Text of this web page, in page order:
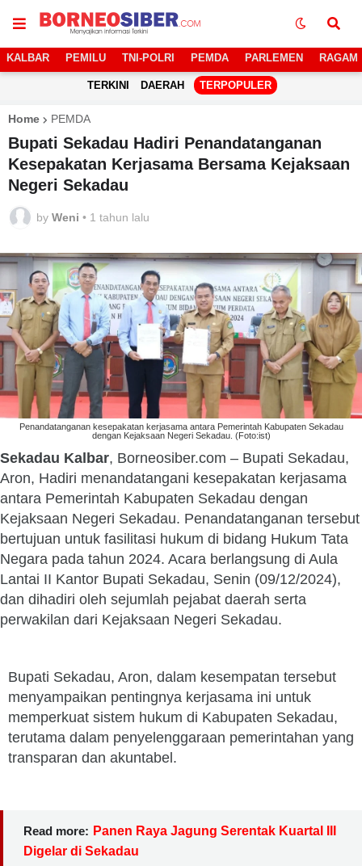
KALBAR PEMILU TNI-POLRI PEMDA PARLEMEN RAGAM
TERKINI DAERAH TERPOPULER
Home PEMDA
Bupati Sekadau Hadiri Penandatanganan
Kesepakatan Kerjasama Bersama Kejaksaan
Negeri Sekadau
by Weni • 1 tahun lalu
Penandatanganan kesepakatan kerjasama antara Pemerintah Kabupaten Sekadau
dengan Kejaksaan Negeri Sekadau. (Foto:ist)
Sekadau Kalbar, Borneosiber.com – Bupati Sekadau,
Aron, Hadiri menandatangani kesepakatan kerjasama
antara Pemerintah Kabupaten Sekadau dengan
Kejaksaan Negeri Sekadau. Penandatanganan tersebut
bertujuan untuk fasilitasi hukum di bidang Hukum Tata
Negara pada tahun 2024. Acara berlangsung di Aula
Lantai II Kantor Bupati Sekadau, Senin (09/12/2024),
dan dihadiri oleh sejumlah pejabat daerah serta
perwakilan dari Kejaksaan Negeri Sekadau.
Bupati Sekadau, Aron, dalam kesempatan tersebut
menyampaikan pentingnya kerjasama ini untuk
memperkuat sistem hukum di Kabupaten Sekadau,
terutama dalam penyelenggaraan pemerintahan yang
transparan dan akuntabel.
Read more: Panen Raya Jagung Serentak Kuartal III
Digelar di Sekadau